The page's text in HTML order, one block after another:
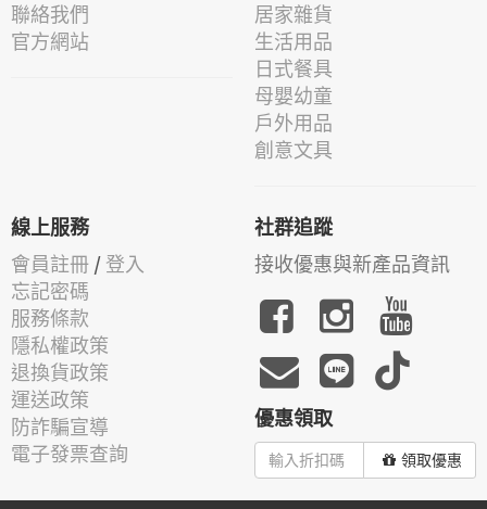
聯絡我們
官方網站
居家雜貨
生活用品
日式餐具
母嬰幼童
戶外用品
創意文具
線上服務
會員註冊 / 登入
忘記密碼
服務條款
隱私權政策
退換貨政策
運送政策
防詐騙宣導
電子發票查詢
社群追蹤
接收優惠與新產品資訊
優惠領取
領取優惠